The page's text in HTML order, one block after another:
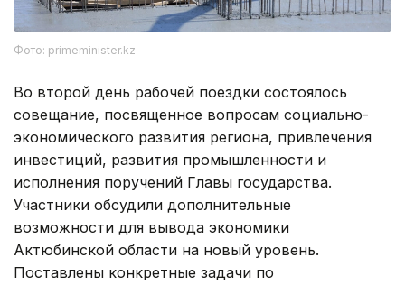
Фото: primeminister.kz
Во второй день рабочей поездки состоялось
совещание, посвященное вопросам социально-
экономического развития региона, привлечения
инвестиций, развития промышленности и
исполнения поручений Главы государства.
Участники обсудили дополнительные
возможности для вывода экономики
Актюбинской области на новый уровень.
Поставлены конкретные задачи по